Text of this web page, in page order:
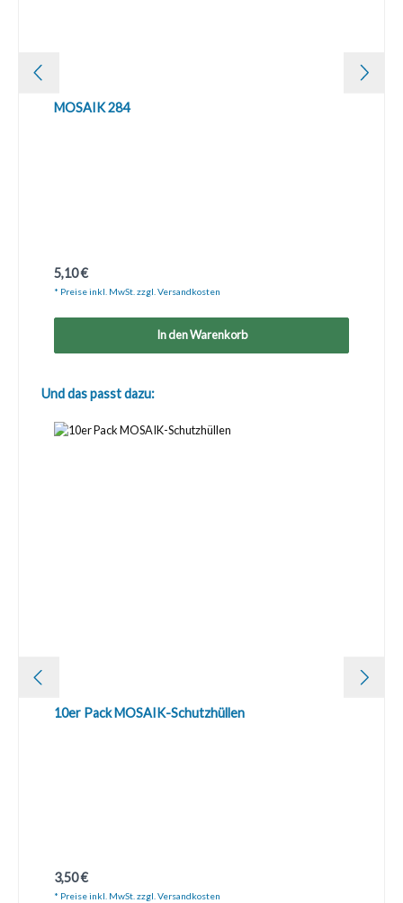
MOSAIK 284
Regulärer Preis:
5,10 €
* Preise inkl. MwSt. zzgl. Versandkosten
In den Warenkorb
Produktgalerie überspringen
Und das passt dazu:
10er Pack MOSAIK-Schutzhüllen
Regulärer Preis:
3,50 €
* Preise inkl. MwSt. zzgl. Versandkosten